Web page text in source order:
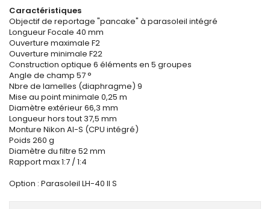
Caractéristiques
Objectif de reportage "pancake" à parasoleil intégré
Longueur Focale 40 mm
Ouverture maximale F2
Ouverture minimale F22
Construction optique 6 éléments en 5 groupes
Angle de champ 57 °
Nbre de lamelles (diaphragme) 9
Mise au point minimale 0,25 m
Diamètre extérieur 66,3 mm
Longueur hors tout 37,5 mm
Monture Nikon AI-S (CPU intégré)
Poids 260 g
Diamètre du filtre 52 mm
Rapport max 1:7 / 1:4
Option : Parasoleil LH-40 II S